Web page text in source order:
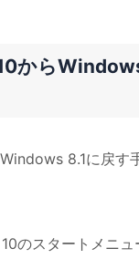
から
8.1に戻す
のスタートメニュ